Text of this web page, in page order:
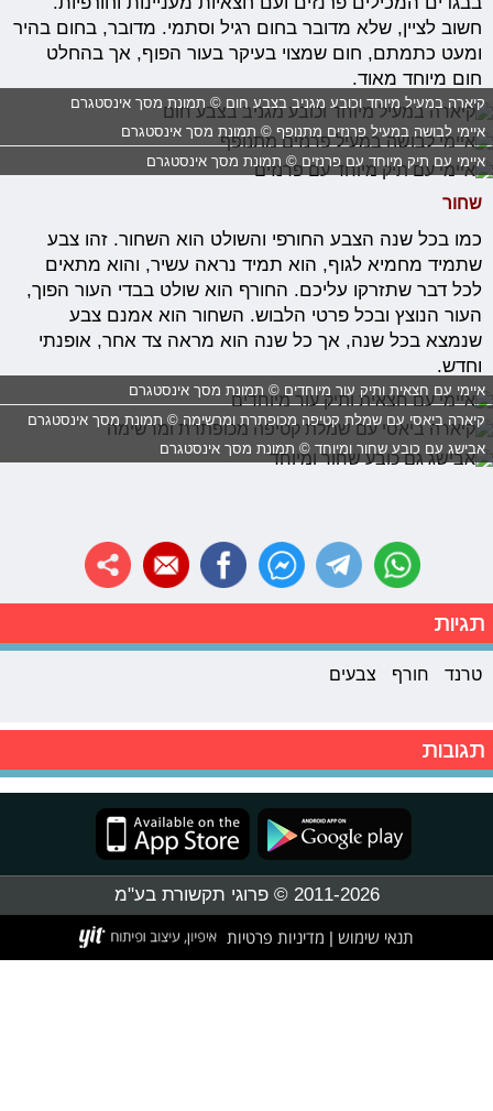
חשוב לציין, שלא מדובר בחום רגיל וסתמי. מדובר, בחום בהיר
ומעט כתמתם, חום שמצוי בעיקר בעור הפוף, אך בהחלט
חום מיוחד מאוד.
קיארה במעיל מיוחד וכובע מגניב בצבע חום © תמונת מסך אינסטגרם
איימי לבושה במעיל פרנזים מתנופף © תמונת מסך אינסטגרם
איימי עם תיק מיוחד עם פרנזים © תמונת מסך אינסטגרם
שחור
כמו בכל שנה הצבע החורפי והשולט הוא השחור. זהו צבע
שתמיד מחמיא לגוף, הוא תמיד נראה עשיר, והוא מתאים
לכל דבר שתזרקו עליכם. החורף הוא שולט בבדי העור הפוך,
העור הנוצץ ובכל פרטי הלבוש. השחור הוא אמנם צבע
שנמצא בכל שנה, אך כל שנה הוא מראה צד אחר, אופנתי
וחדש.
איימי עם חצאית ותיק עור מיוחדים © תמונת מסך אינסטגרם
קיארה ביאסי עם שמלת קטיפה מכופתרת ומרשימה © תמונת מסך אינסטגרם
אבישג עם כובע שחור ומיוחד © תמונת מסך אינסטגרם
תגיות
טרנד חורף צבעים
תגובות
2011-2026 © פרוגי תקשורת בע"מ
תנאי שימוש מדיניות פרטיות